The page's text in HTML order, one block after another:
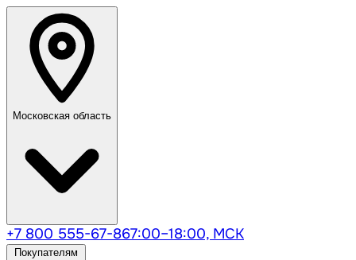
Московская область
+7 800 555-67-867:00–18:00, МСК